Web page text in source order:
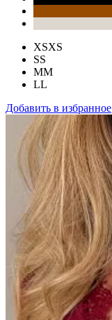
XSXS
SS
MM
LL
Добавить в избранное